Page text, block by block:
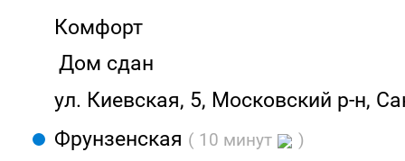
Комфорт
Дом сдан
ул. Киевская, 5, Московский р-н,
Фрунзенская ( 10 минут )